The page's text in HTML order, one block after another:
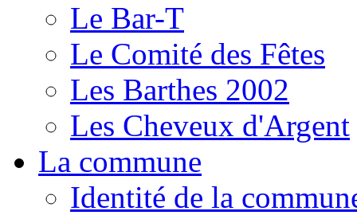
Le Bar-T
Le Comité des Fêtes
Les Barthes 2002
Les Cheveux d'Argent
La commune
Identité de la